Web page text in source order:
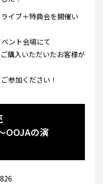
イブ＋特典会を開催い
ント会場にて
ご購入いただいたお客様が
参加ください！
OOJAの演